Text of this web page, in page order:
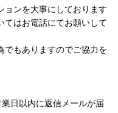
ョンを大事にしております
てはお電話にてお願いして
でもありますのでご協力を
日以内に返信メールが届